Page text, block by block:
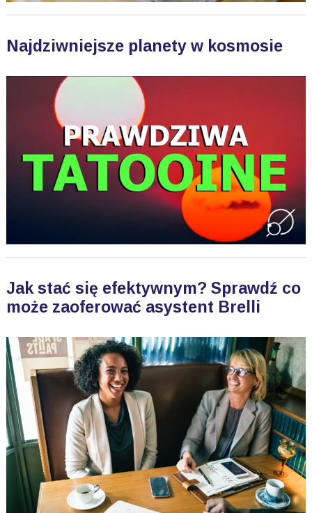
Najdziwniejsze planety w kosmosie
Jak stać się efektywnym? Sprawdź co
może zaoferować asystent Brelli